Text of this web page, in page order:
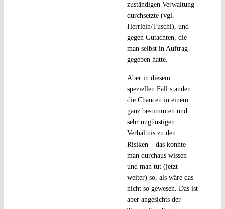
zuständigen Verwaltung
durchsetzte (vgl.
Herrlein/Tuschl), und
gegen Gutachten, die
man selbst in Auftrag
gegeben hatte.
Aber in diesem
speziellen Fall standen
die Chancen in einem
ganz bestimmten und
sehr ungünstigen
Verhältnis zu den
Risiken – das konnte
man durchaus wissen
und man tut (jetzt
weiter) so, als wäre das
nicht so gewesen. Das ist
aber angesichts der